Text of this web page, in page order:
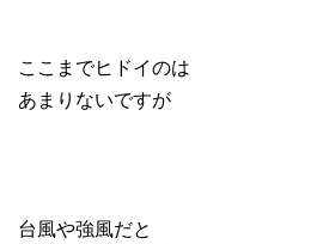
ここまでヒドイのは
あまりないですが
台風や強風だと